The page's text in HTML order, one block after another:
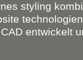
styling
entwickelt